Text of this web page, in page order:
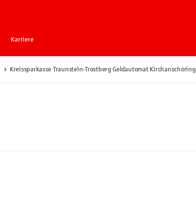
Karriere
Kreissparkasse Traunstein-Trostberg Geldautomat Kirchanschöring